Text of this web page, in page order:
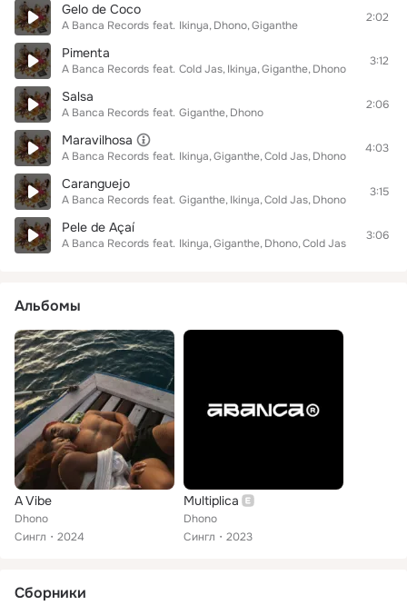
Gelo de Coco
A Banca Records feat. Ikinya Dhono Giganthe
2:02
Pimenta
A Banca Records feat. Cold Jas Ikinya Giganthe Dhono
3:12
Salsa
A Banca Records feat. Giganthe Dhono
2:06
Maravilhosa
A Banca Records feat. Ikinya Giganthe Cold Jas Dhono
4:03
Caranguejo
A Banca Records feat. Giganthe Ikinya Cold Jas Dhono
3:15
Pele de Açaí
A Banca Records feat. Ikinya Giganthe Dhono Cold Jas
3:06
Альбомы
A Vibe
Dhono
Сингл
2024
Multiplica
Dhono
Сингл
2023
Сборники